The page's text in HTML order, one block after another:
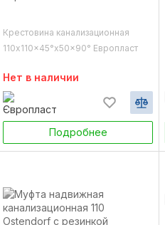
Крестовина канализационная
110x110x45°x50x90° Европласт
Нет в наличии
Подробнее